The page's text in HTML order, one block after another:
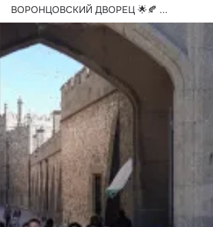
ВОРОНЦОВСКИЙ ДВОРЕЦ 🌟🍂 ...